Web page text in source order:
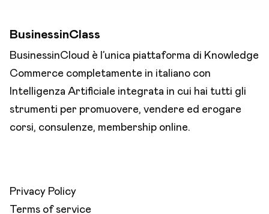
BusinessinClass
BusinessinCloud è l’unica piattaforma di Knowledge
Commerce completamente in italiano con
Intelligenza Artificiale integrata in cui hai tutti gli
strumenti per promuovere, vendere ed erogare
corsi, consulenze, membership online.
Privacy Policy
Terms of service